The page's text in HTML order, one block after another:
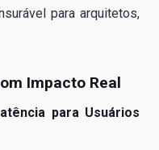
para arquitetos,
Impacto Real
para Usuários